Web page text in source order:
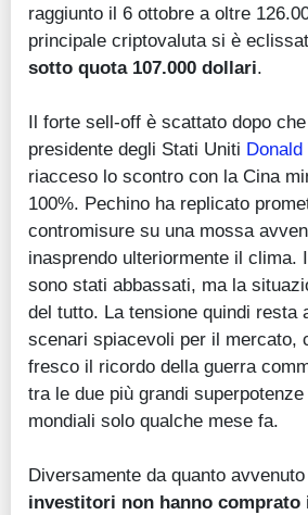
raggiunto il 6 ottobre a oltre
principale criptovaluta si è
sotto quota 107.000 dollari.
Il forte sell-off è scattato dopo
presidente degli Stati Uniti Donald
riacceso lo scontro con la Cina
100%. Pechino ha replicato
contromisure su una mossa
inasprendo ulteriormente il clima.
sono stati abbassati, ma la
del tutto. La tensione quindi resta
scenari spiacevoli per il mercato,
fresco il ricordo della guerra
tra le due più grandi
mondiali solo qualche mese fa.
Diversamente da quanto
investitori non hanno comprato